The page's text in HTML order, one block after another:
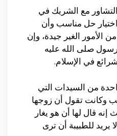
مع الشريك في
حل مناسب وأن
الأمور الغير جيدة، وإن
صلى الله عليه
في الإسلام.
من السيدات التي
وكانت تقول أن زوجها
قال لها أن هو يغار
يريد للطبيبة أن ترى